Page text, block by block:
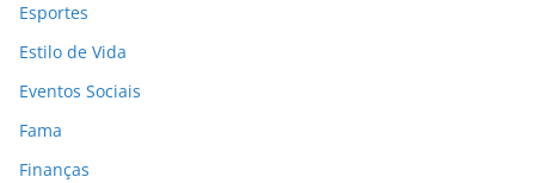
Esportes
Estilo de Vida
Eventos Sociais
Fama
Finanças